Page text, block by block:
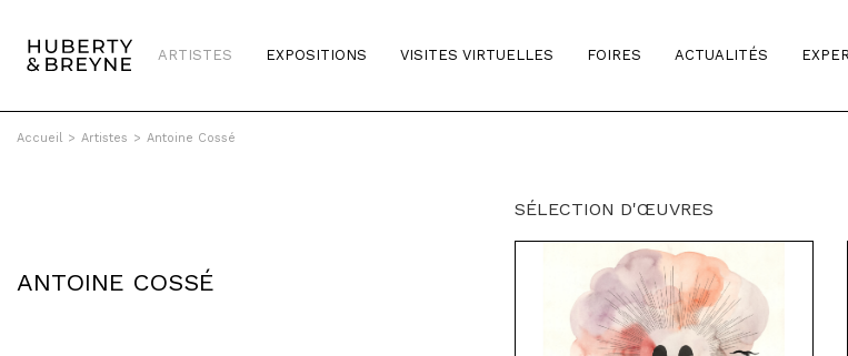
ARTISTES EXPOSITIONS VISITES VIRTUELLES FOIRES ACTUALITÉS
Accueil > Artistes > Antoine Cossé
ANTOINE COSSÉ
SÉLECTION D'ŒUVRES